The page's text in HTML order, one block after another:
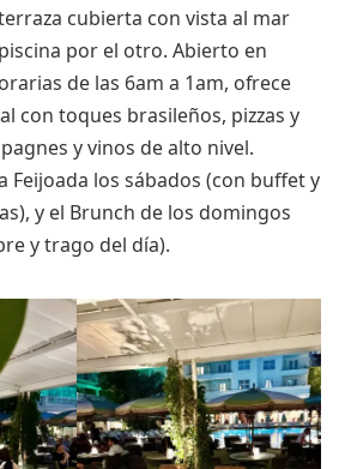
cubierta con vista al mar
por el otro. Abierto en
de las 6am a 1am, ofrece
con toques brasileños, pizzas y
y vinos de alto nivel.
Feijoada los sábados (con buffet y
y el Brunch de los domingos
y trago del día).